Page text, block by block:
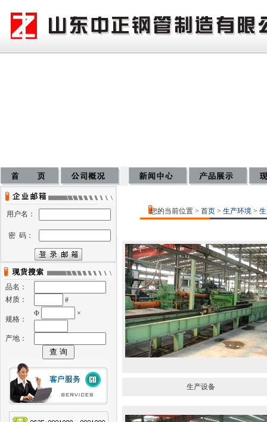
用户名：
密 码：
品名：
材质：
#
规格：
Φ ×
产地：
您的当前位置 > 首页 > 生产环境 >
生产设备